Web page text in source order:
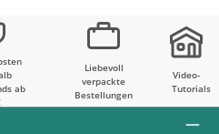
ab
Liebevoll
verpackte
Bestellungen
Video-
Tutorials